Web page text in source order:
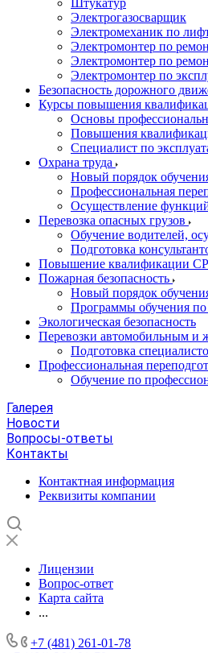
Штукатур
Электрогазосварщик
Электромеханик по
Электромонтер по
Электромонтер по
Электромонтер по
Безопасность дорожного
Курсы повышения
Основы
Повышения
Специалист по
Охрана труда
Новый порядок
Профессиональная
Осуществление
Перевозка опасных грузов
Обучение водителей,
Подготовка
Повышение квалификации
Пожарная безопасность
Новый порядок
Программы обучения по
Экологическая безопасность
Перевозки автомобильным и
Подготовка
Профессиональная
Обучение по
Галерея
Новости
Вопросы-ответы
Контакты
Контактная информация
Реквизиты компании
Лицензии
Вопрос-ответ
Карта сайта
...
+7 (481) 261-01-78